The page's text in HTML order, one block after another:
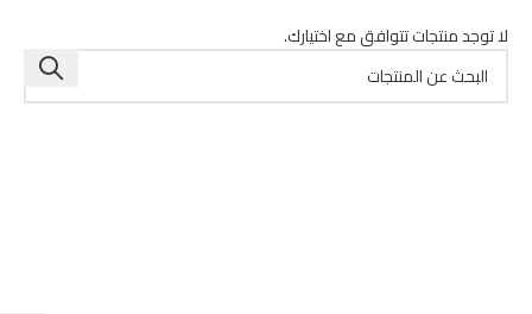
لا توجد منتجات تتوافق مع اختيارك.